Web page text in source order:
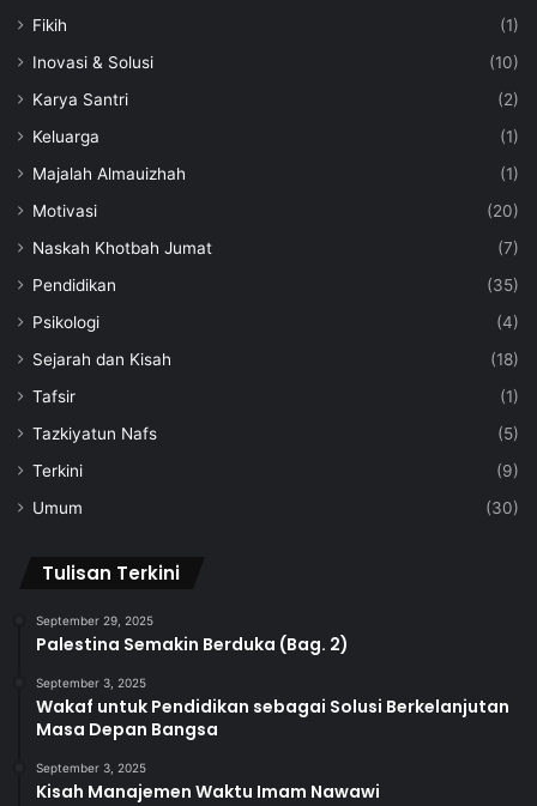
Fikih
(1)
Inovasi & Solusi
(10)
Karya Santri
(2)
Keluarga
(1)
Majalah Almauizhah
(1)
Motivasi
(20)
Naskah Khotbah Jumat
(7)
Pendidikan
(35)
Psikologi
(4)
Sejarah dan Kisah
(18)
Tafsir
(1)
Tazkiyatun Nafs
(5)
Terkini
(9)
Umum
(30)
Tulisan Terkini
September 29, 2025
Palestina Semakin Berduka (Bag. 2)
September 3, 2025
Wakaf untuk Pendidikan sebagai Solusi Berkelanjutan
Masa Depan Bangsa
September 3, 2025
Kisah Manajemen Waktu Imam Nawawi